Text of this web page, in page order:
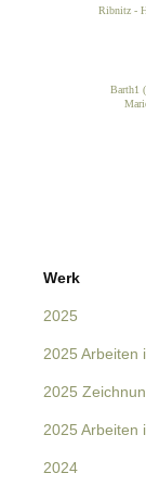
Ribnitz -
Barth1
Navigation
Werk
2025
2025 Arbeiten
2025
2025 Arbeiten
2024